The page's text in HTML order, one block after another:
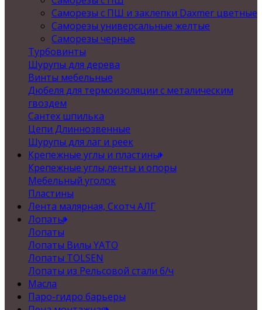
Саморезы с ПШ и заклепки Daxmer цветные
Саморезы универсальные желтые
Саморезы черные
Турбовинты
Шурупы для дерева
Винты мебельные
Дюбеля для термоизоляции с металическим
гвоздем
Сантех шпилька
Цепи Длиннозвенные
Шурупы для лаг и реек
Крепежные углы и пластины
Крепежные углы,ленты и опоры
Мебельный уголок
Пластины
Лента малярная, Скотч АЛГ
Лопаты
Лопаты
Лопаты Вилы YATO
Лопаты TOLSEN
Лопаты из Рельсовой стали б/ч
Масла
Паро-гидро барьеры